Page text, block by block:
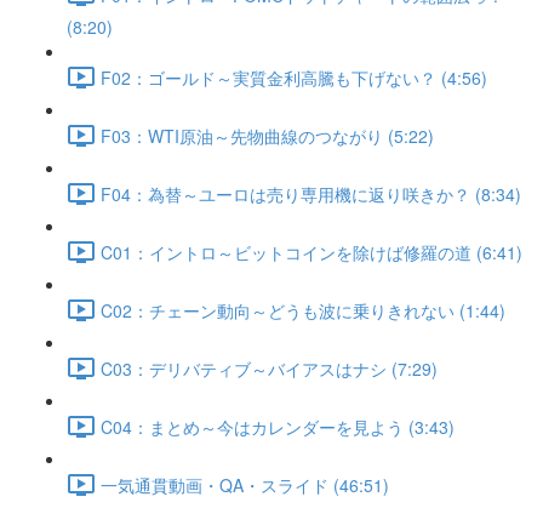
(8:20)
F02：ゴールド～実質金利高騰も下げない？ (4:56)
F03：WTI原油～先物曲線のつながり (5:22)
F04：為替～ユーロは売り専用機に返り咲きか？ (8:34)
C01：イントロ～ビットコインを除けば修羅の道 (6:41)
C02：チェーン動向～どうも波に乗りきれない (1:44)
C03：デリバティブ～バイアスはナシ (7:29)
C04：まとめ～今はカレンダーを見よう (3:43)
一気通貫動画・QA・スライド (46:51)